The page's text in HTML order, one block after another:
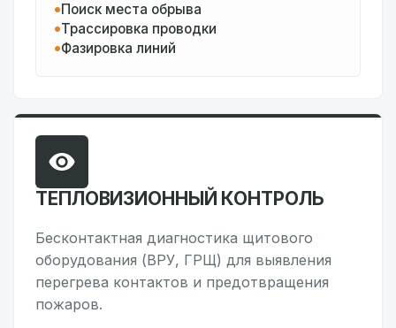
Поиск места обрыва
Трассировка проводки
Фазировка линий
ТЕПЛОВИЗИОННЫЙ КОНТРОЛЬ
Бесконтактная диагностика щитового
оборудования (ВРУ, ГРЩ) для выявления
перегрева контактов и предотвращения
пожаров.